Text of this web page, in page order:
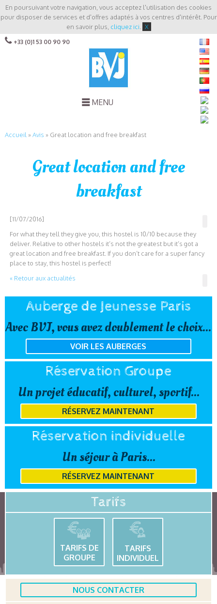
En poursuivant votre navigation, vous acceptez l'utilisation des cookies
pour disposer de services et d'offres adaptés à vos centres d'intérêt. Pour
en savoir plus, cliquez ici X
+33 (0)1 53 00 90 90
MENU
Accueil »Avis » Great location and free breakfast
Great location and free
breakfast
[11/07/2016]
For what they tell they give you, this hostel is 10/10 because they
deliver. Relative to other hostels it’s not the greatest but it’s got a
great location and free breakfast. If you don’t care for a super fancy
place to stay, this hostel is perfect!
« Retour aux actualités
Auberge de Jeunesse Paris
Avec BVJ, vous avez doublement le choix...
VOIR LES AUBERGES
Réservation Groupe
Un projet éducatif, culturel, sportif...
RÉSERVEZ MAINTENANT
Réservation individuelle
Un séjour à Paris...
RÉSERVEZ MAINTENANT
Tarifs
TARIFS DE
GROUPE
TARIFS
INDIVIDUEL
NOUS CONTACTER